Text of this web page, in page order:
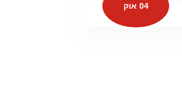
04 אוק